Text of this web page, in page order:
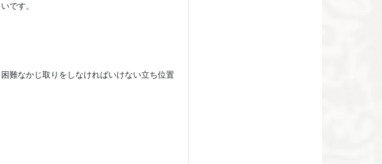
です。
難なかじ取りをしなければいけない立ち位置